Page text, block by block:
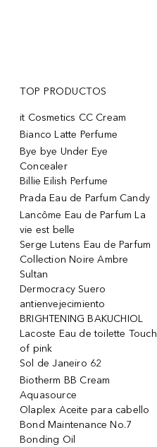
TOP PRODUCTOS
it Cosmetics CC Cream
Bianco Latte Perfume
Bye bye Under Eye
Concealer
Billie Eilish Perfume
Prada Eau de Parfum Candy
Lancôme Eau de Parfum La
vie est belle
Serge Lutens Eau de Parfum
Collection Noire Ambre
Sultan
Dermocracy Suero
antienvejecimiento
BRIGHTENING BAKUCHIOL
Lacoste Eau de toilette Touch
of pink
Sol de Janeiro 62
Biotherm BB Cream
Aquasource
Olaplex Aceite para cabello
Bond Maintenance No.7
Bonding Oil